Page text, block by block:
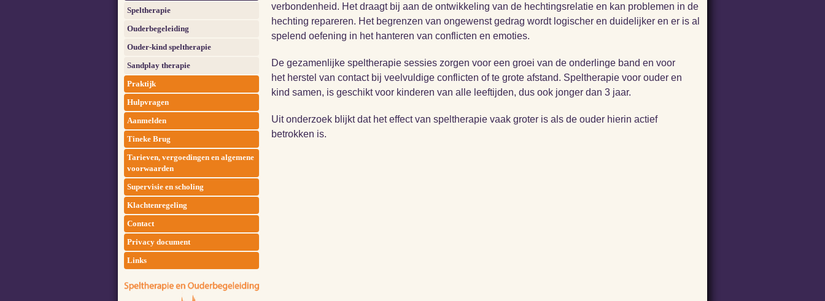
Speltherapie
Ouderbegeleiding
Ouder-kind speltherapie
Sandplay therapie
Praktijk
Hulpvragen
Aanmelden
Tineke Brug
Tarieven, vergoedingen en algemene
voorwaarden
Supervisie en scholing
Klachtenregeling
Contact
Privacy document
Links
verbondenheid. Het draagt bij aan de ontwikkeling van de hechtingsrelatie en kan problemen in de
hechting repareren. Het begrenzen van ongewenst gedrag wordt logischer en duidelijker en er is al
spelend oefening in het hanteren van conflicten en emoties.
De gezamenlijke speltherapie sessies zorgen voor een groei van de onderlinge band en voor
het herstel van contact bij veelvuldige conflicten of te grote afstand. Speltherapie voor ouder en
kind samen, is geschikt voor kinderen van alle leeftijden, dus ook jonger dan 3 jaar.
Uit onderzoek blijkt dat het effect van speltherapie vaak groter is als de ouder hierin actief
betrokken is.